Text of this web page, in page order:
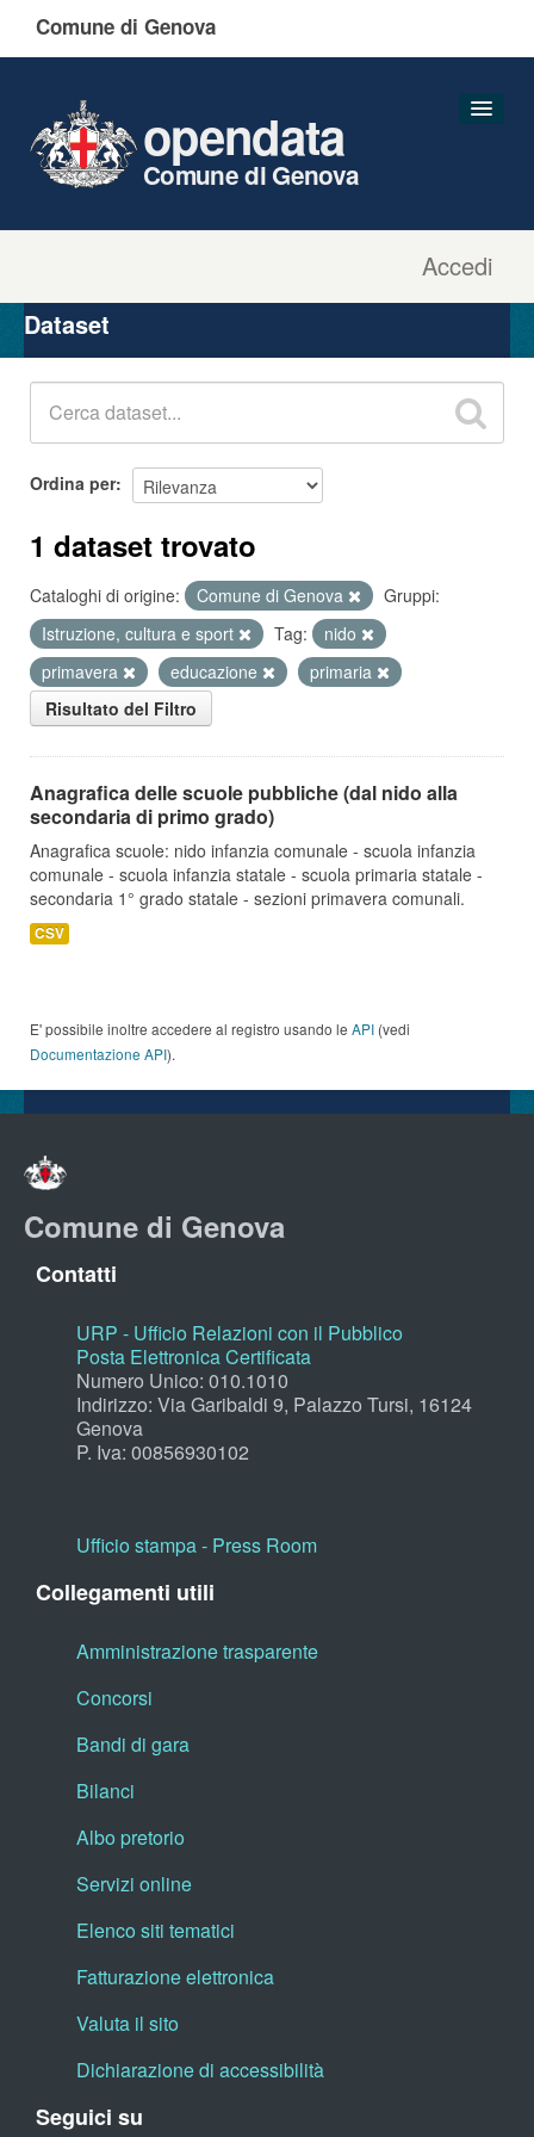
Comune di Genova
Accedi
opendata
Comune di Genova
Organizzazioni
Gruppi
Dataset
Ordina per
1 dataset trovato
Cataloghi di origine: Comune di Genova
Gruppi:
Istruzione, cultura e sport
Tag:
nido
primavera
educazione
primaria
Risultato del Filtro
Anagrafica delle scuole pubbliche (dal nido alla
secondaria di primo grado)
Anagrafica scuole: nido infanzia comunale - scuola infanzia
comunale - scuola infanzia statale - scuola primaria statale -
secondaria 1° grado statale - sezioni primavera comunali.
CSV
E' possibile inoltre accedere al registro usando le API (vedi
Documentazione API).
Comune di Genova
Contatti
URP - Ufficio Relazioni con il Pubblico
Posta Elettronica Certificata
Numero Unico: 010.1010
Indirizzo: Via Garibaldi 9, Palazzo Tursi, 16124
Genova
P. Iva: 00856930102
Ufficio stampa - Press Room
Collegamenti utili
Amministrazione trasparente
Concorsi
Bandi di gara
Bilanci
Albo pretorio
Servizi online
Elenco siti tematici
Fatturazione elettronica
Valuta il sito
Dichiarazione di accessibilità
Seguici su